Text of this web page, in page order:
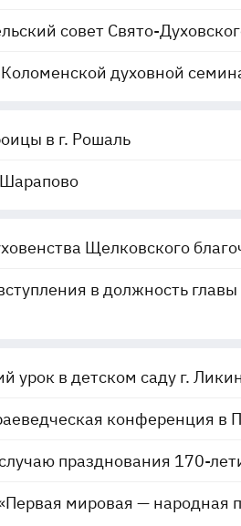
совет Свято-
духовной
в г. Рошаль
Щелковского
в должность
урок в детском саду г.
конференция в
празднования 170-
мировая — народная